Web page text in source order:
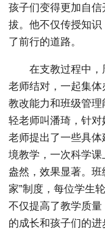
孩子们变得更加自
拔。他不仅传授知
了前行的道路。
在支教过程中
老师结对，一起集
教改能力和班级管
轻老师叫潘琦，针
老师提出了一些具
境教学，一次科学
盎然，效果显著。班
家”制度，每位学生
不仅提高了教学质
的成长和孩子们的进